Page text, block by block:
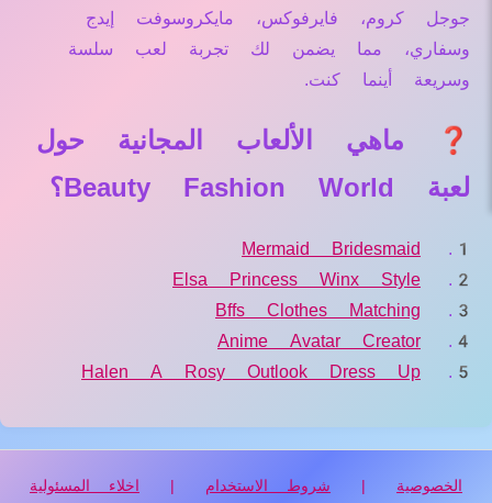
جوجل كروم، فايرفوكس، مايكروسوفت إيدج
وسفاري، مما يضمن لك تجربة لعب سلسة
وسريعة أينما كنت.
❓ ماهي الألعاب المجانية حول
لعبة Beauty Fashion World؟
Mermaid Bridesmaid
Elsa Princess Winx Style
Bffs Clothes Matching
Anime Avatar Creator
Halen A Rosy Outlook Dress Up
الخصوصية | شروط الاستخدام | اخلاء المسئولية